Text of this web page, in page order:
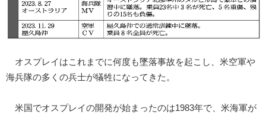
オスプレイはこれまでに何度も墜落事故を起こし、米空軍や
海兵隊の多くの兵士が犠牲になってきた。
米国でオスプレイの開発が始まったのは1983年で、米海軍が